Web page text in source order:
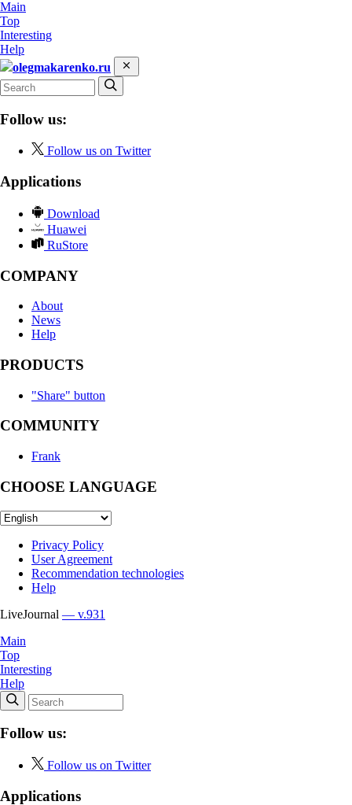
Main
Top
Interesting
Help
olegmakarenko.ru
Follow us:
Follow us on Twitter
Applications
Download
Huawei
RuStore
COMPANY
About
News
Help
PRODUCTS
"Share" button
COMMUNITY
Frank
CHOOSE LANGUAGE
Privacy Policy
User Agreement
Recommendation technologies
Help
LiveJournal — v.931
Main
Top
Interesting
Help
Follow us:
Follow us on Twitter
Applications